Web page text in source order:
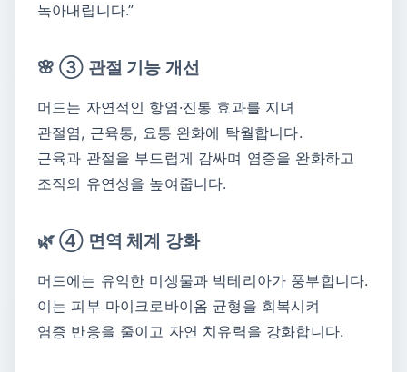
녹아내립니다.”
🌸 ③ 관절 기능 개선
머드는 자연적인 항염·진통 효과를 지녀
관절염, 근육통, 요통 완화에 탁월합니다.
근육과 관절을 부드럽게 감싸며 염증을 완화하고
조직의 유연성을 높여줍니다.
🌿 ④ 면역 체계 강화
머드에는 유익한 미생물과 박테리아가 풍부합니다.
이는 피부 마이크로바이옴 균형을 회복시켜
염증 반응을 줄이고 자연 치유력을 강화합니다.